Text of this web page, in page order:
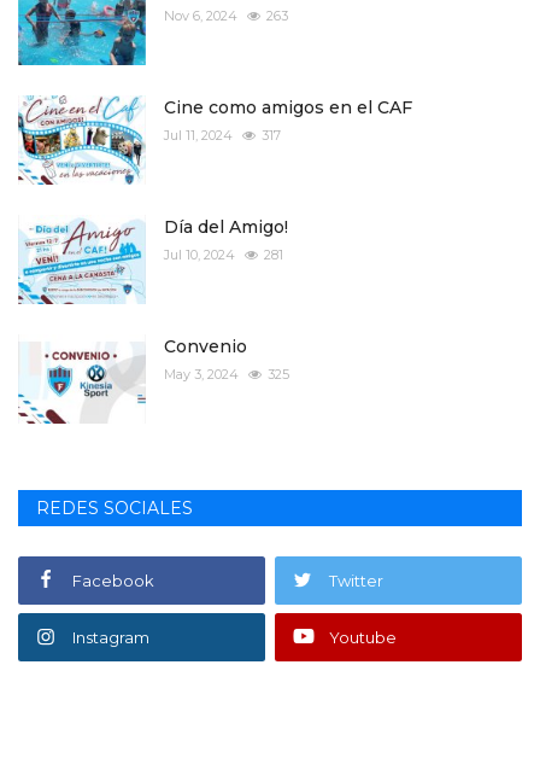
Nov 6, 2024 263
Cine como amigos en el CAF
Jul 11, 2024 317
Día del Amigo!
Jul 10, 2024 281
Convenio
May 3, 2024 325
REDES SOCIALES
Facebook Twitter
Instagram Youtube